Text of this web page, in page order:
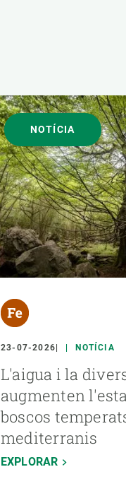
NOTÍCIA
23-07-2026 NOTÍCIA
L'aigua i la
augmenten
boscos
mediterranis
EXPLORAR